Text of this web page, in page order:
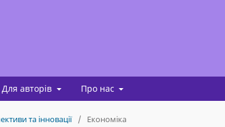
Для авторів Про нас
та інновації / Економіка